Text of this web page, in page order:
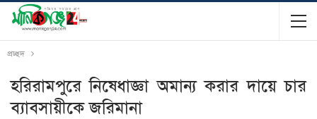
প্রচ্ছদ
হরিরামপুরে নিষেধাজ্ঞা অমান্য করার দায়ে চার
ব্যাবসায়ীকে জরিমানা